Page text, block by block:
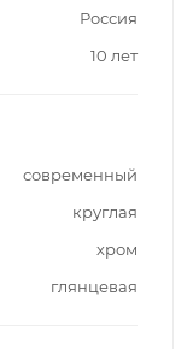
Россия
10 лет
современный
круглая
хром
глянцевая